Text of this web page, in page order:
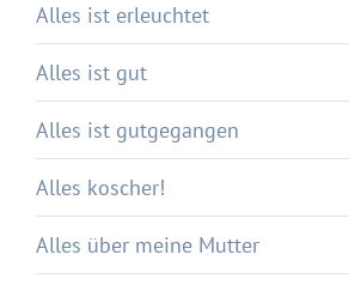
Alles ist erleuchtet
Alles ist gut
Alles ist gutgegangen
Alles koscher!
Alles über meine Mutter